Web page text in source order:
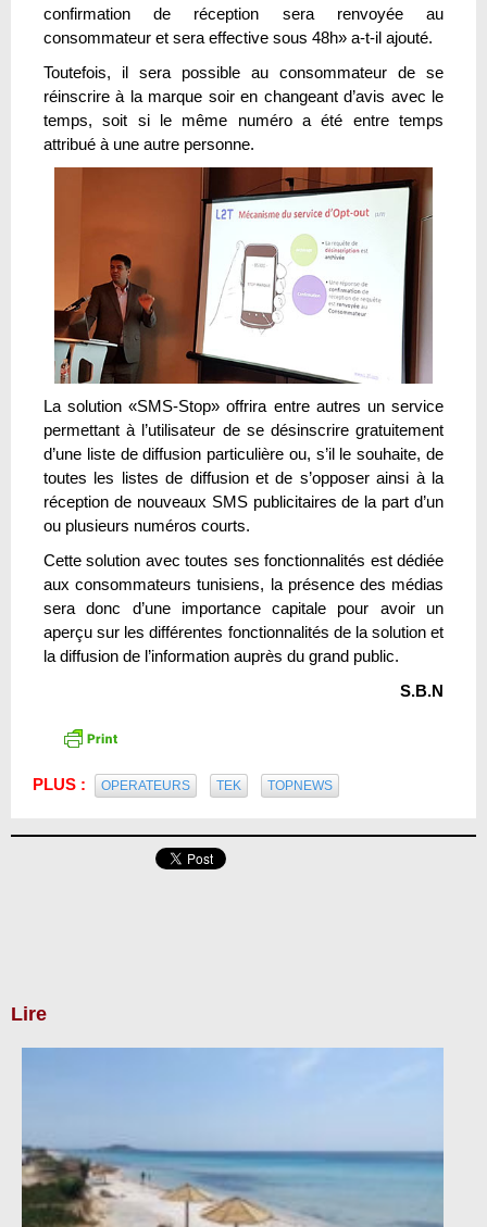
confirmation de réception sera renvoyée au
consommateur et sera effective sous 48h» a-t-il ajouté.
Toutefois, il sera possible au consommateur de se
réinscrire à la marque soir en changeant d’avis avec le
temps, soit si le même numéro a été entre temps
attribué à une autre personne.
La solution «SMS-Stop» offrira entre autres un service
permettant à l’utilisateur de se désinscrire gratuitement
d’une liste de diffusion particulière ou, s’il le souhaite, de
toutes les listes de diffusion et de s’opposer ainsi à la
réception de nouveaux SMS publicitaires de la part d’un
ou plusieurs numéros courts.
Cette solution avec toutes ses fonctionnalités est dédiée
aux consommateurs tunisiens, la présence des médias
sera donc d’une importance capitale pour avoir un
aperçu sur les différentes fonctionnalités de la solution et
la diffusion de l’information auprès du grand public.
S.B.N
PLUS : OPERATEURS TEK TOPNEWS
Lire